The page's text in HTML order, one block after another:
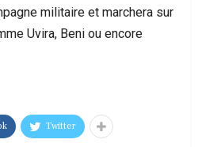
militaire et marchera sur
Uvira, Beni ou encore
Twitter